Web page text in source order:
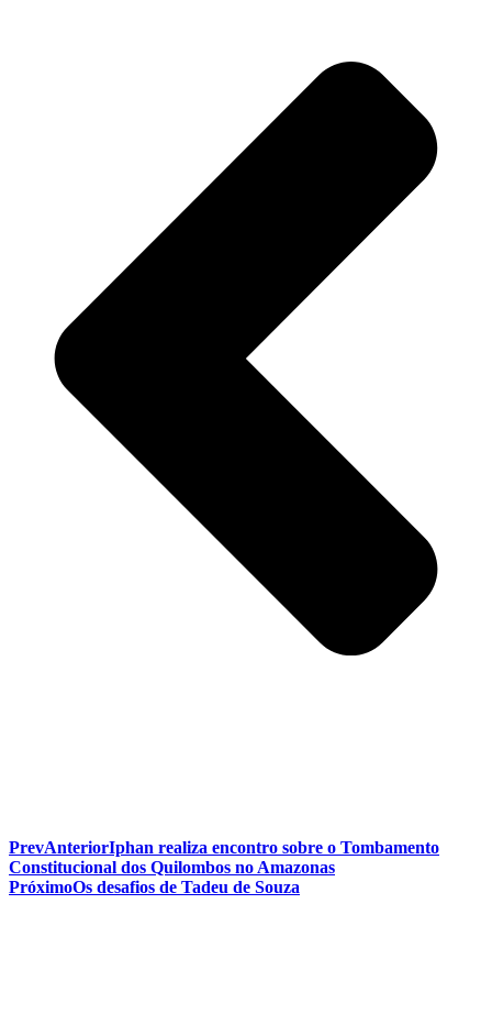
PrevAnteriorIphan realiza encontro sobre o Tombamento
Constitucional dos Quilombos no Amazonas
PróximoOs desafios de Tadeu de Souza